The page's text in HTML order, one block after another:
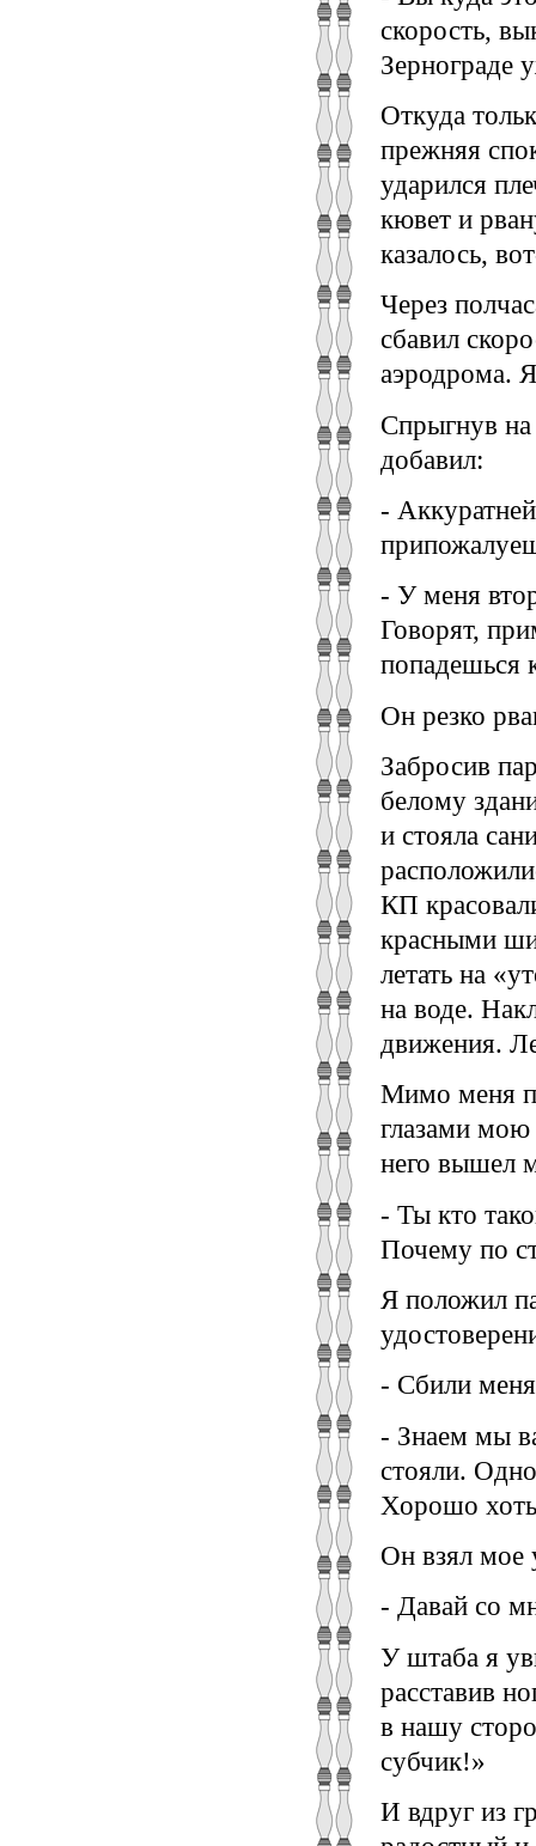
скорость,
Зернограде
Откуда
прежняя
ударился
кювет и
казалось,
Через
сбавил
аэродрома.
Спрыгнув
добавил:
-
- У меня
Говорят,
попадешься
Он резко
Забросив
белому
и стояла
КП
красными
летать на
на воде.
движения.
Мимо меня
глазами
него вышел
- Ты кто
Почему по
Я положил
- Сбили
- Знаем мы
стояли.
Хорошо
Он взял мое
- Давай со
У штаба я
расставив
в нашу
субчик!»
И вдруг из